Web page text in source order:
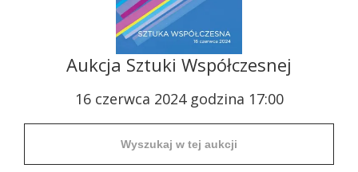
Aukcja Sztuki Współczesnej
16 czerwca 2024 godzina 17:00